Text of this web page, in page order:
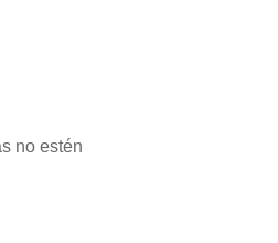
no estén